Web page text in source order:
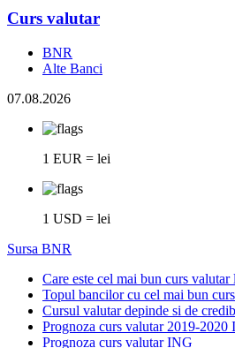
Curs valutar
BNR
Alte Banci
07.08.2026
1 EUR = lei
1 USD = lei
Sursa BNR
Care este cel mai bun curs valutar
Topul bancilor cu cel mai bun
Cursul valutar depinde si de
Prognoza curs valutar 2019-2020
Prognoza curs valutar ING